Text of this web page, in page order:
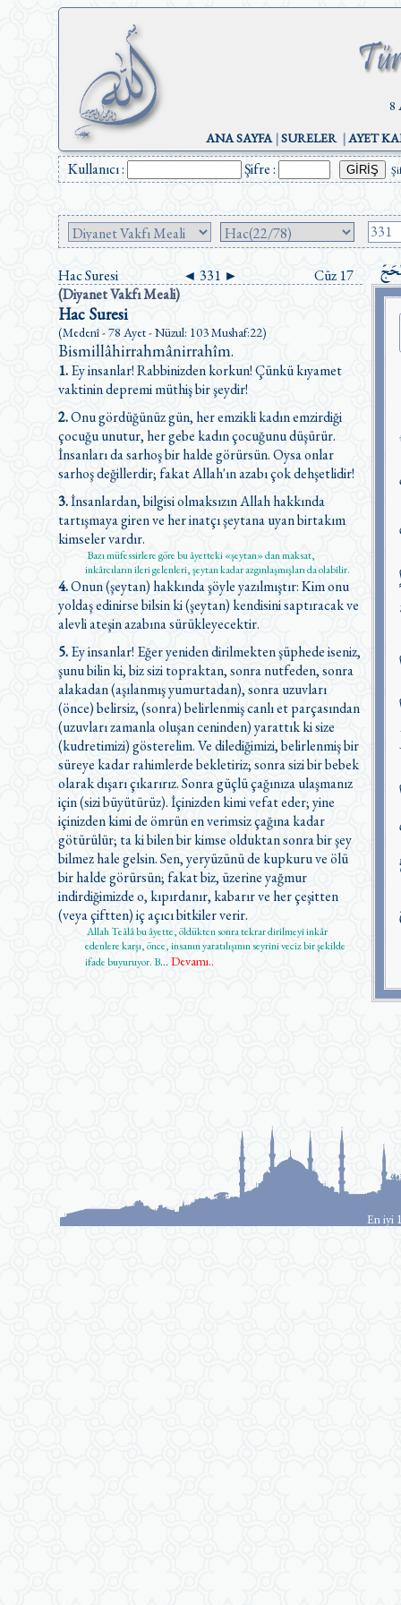
8
ANA SAYFA|SURELER|AYET
Kullanıcı : Şifre :
Hac Suresi ◄ 331 ►
Cüz 17
(Diyanet Vakfı Meali)
Hac Suresi
(Medenî - 78 Ayet - Nüzul: 103 Mushaf:22)
Bismillâhirrahmânirrahîm.
1.Ey insanlar! Rabbinizden korkun! Çünkü kıyamet
vaktinin depremi müthiş bir şeydir!
2.Onu gördüğünüz gün, her emzikli kadın emzirdiği
çocuğu unutur, her gebe kadın çocuğunu düşürür.
İnsanları da sarhoş bir halde görürsün. Oysa onlar
sarhoş değillerdir; fakat Allah'ın azabı çok dehşetlidir!
3.İnsanlardan, bilgisi olmaksızın Allah hakkında
tartışmaya giren ve her inatçı şeytana uyan birtakım
kimseler vardır.
Bazı müfessirlere göre bu âyetteki «şeytan» dan maksat,
inkârcıların ileri gelenleri, şeytan kadar azgınlaşmışları da olabilir.
4.Onun (şeytan) hakkında şöyle yazılmıştır: Kim onu
yoldaş edinirse bilsin ki (şeytan) kendisini saptıracak ve
alevli ateşin azabına sürükleyecektir.
5.Ey insanlar! Eğer yeniden dirilmekten şüphede iseniz,
şunu bilin ki, biz sizi topraktan, sonra nutfeden, sonra
alakadan (aşılanmış yumurtadan), sonra uzuvları
(önce) belirsiz, (sonra) belirlenmiş canlı et parçasından
(uzuvları zamanla oluşan ceninden) yarattık ki size
(kudretimizi) gösterelim. Ve dilediğimizi, belirlenmiş bir
süreye kadar rahimlerde bekletiriz; sonra sizi bir bebek
olarak dışarı çıkarırız. Sonra güçlü çağınıza ulaşmanız
için (sizi büyütürüz). İçinizden kimi vefat eder; yine
içinizden kimi de ömrün en verimsiz çağına kadar
götürülür; ta ki bilen bir kimse olduktan sonra bir şey
bilmez hale gelsin. Sen, yeryüzünü de kupkuru ve ölü
bir halde görürsün; fakat biz, üzerine yağmur
indirdiğimizde o, kıpırdanır, kabarır ve her çeşitten
(veya çiftten) iç açıcı bitkiler verir.
Allah Teâlâ bu âyette, öldükten sonra tekrar dirilmeyi inkâr
edenlere karşı, önce, insanın yaratılışının seyrini veciz bir şekilde
ifade buyuruyor. B... Devamı..
En iyi